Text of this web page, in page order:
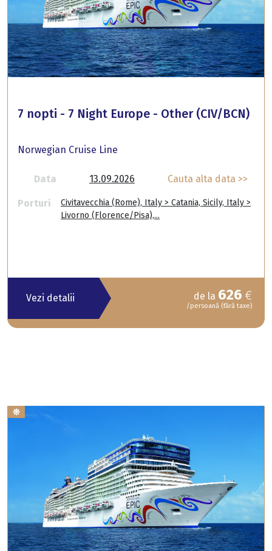
7 nopti - 7 Night Europe - Other (CIV/BCN)
Norwegian Cruise Line
Data 13.09.2026 Cauta alta data >>
Porturi
Civitavecchia (Rome), Italy > Catania, Sicily, Italy >
Livorno (Florence/Pisa),...
Vezi detalii de la 626 €
/persoană (fără taxe)